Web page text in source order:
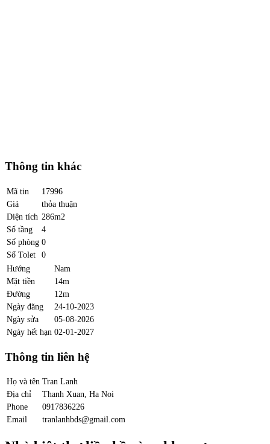
Thông tin khác
Mã tin
17996
Giá
thỏa thuận
Diện tích 286m2
Số tầng
4
Số phòng 0
Số Tolet
0
Hướng
Nam
Mặt tiền
14m
Đường
12m
Ngày đăng
24-10-2023
Ngày sửa
05-08-2026
Ngày hết hạn 02-01-2027
Thông tin liên hệ
Họ và tên Tran Lanh
Địa chỉ
Thanh Xuan, Ha Noi
Phone
0917836226
Email
tranlanhbds@gmail.com